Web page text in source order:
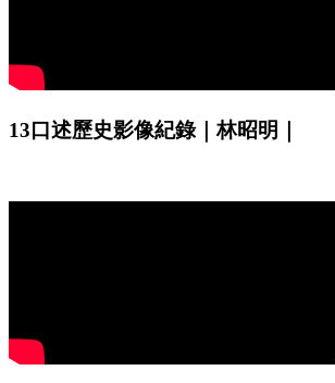
13口述歷史影像紀錄｜林昭明｜